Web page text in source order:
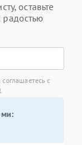
оставьте
с